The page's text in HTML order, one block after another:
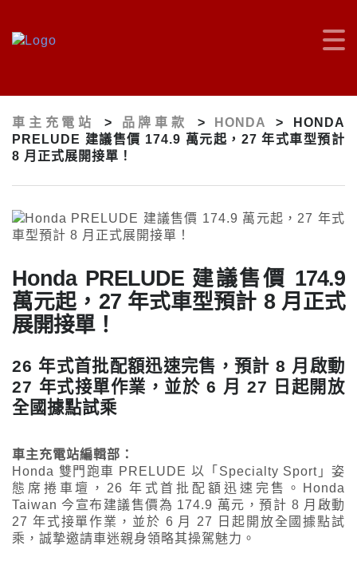
車主充電站 > 品牌車款 > HONDA >
HONDA
PRELUDE 建議售價 174.9 萬元起，27 年式車型預計
8 月正式展開接單！
Honda PRELUDE 建議售價 174.9
萬元起，27 年式車型預計 8 月正式
展開接單！
26 年式首批配額迅速完售，預計 8 月啟動
27 年式接單作業，並於 6 月 27 日起開放
全國據點試乘
車主充電站編輯部：
Honda 雙門跑車 PRELUDE 以「Specialty Sport」姿
態席捲車壇，26 年式首批配額迅速完售。Honda
Taiwan 今宣布建議售價為 174.9 萬元，預計 8 月啟動
27 年式接單作業，並於 6 月 27 日起開放全國據點試
乘，誠摯邀請車迷親身領略其操駕魅力。